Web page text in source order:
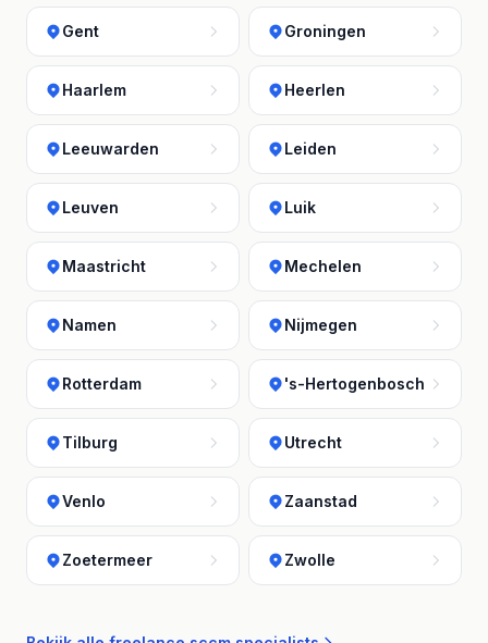
Gent Groningen
Haarlem Heerlen
Leeuwarden Leiden
Leuven Luik
Maastricht Mechelen
Namen Nijmegen
Rotterdam 's-Hertogenbosch
Tilburg Utrecht
Venlo Zaanstad
Zoetermeer Zwolle